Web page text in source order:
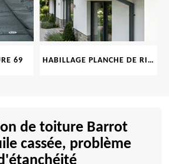
69 HABILLAGE PLANCHE DE RIVE 69
de toiture Barrot
cassée, problème